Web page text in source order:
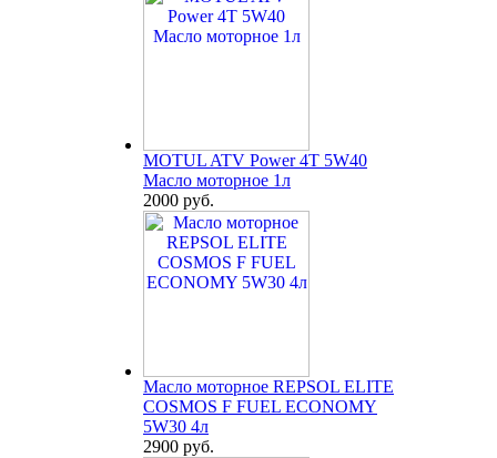
MOTUL ATV Power 4T 5W40
Масло моторное 1л
2000 руб.
Масло моторное REPSOL ELITE
COSMOS F FUEL ECONOMY
5W30 4л
2900 руб.